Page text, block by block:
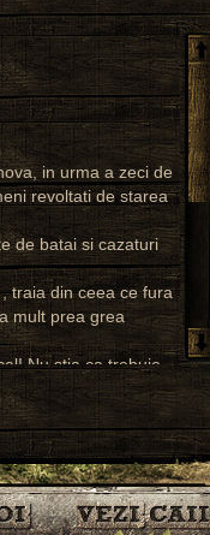
in urma a zeci de
revoltati de starea
de batai si cazaturi
traia din ceea ce fura
mult prea grea
Nu stia ca trebuie
si a oamenilor
si a primit ingrijiri
repede din punct de
si rezervata